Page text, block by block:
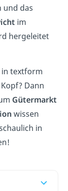
und das
im
hergeleitet
in textform
Dann
Gütermarkt
wissen
in